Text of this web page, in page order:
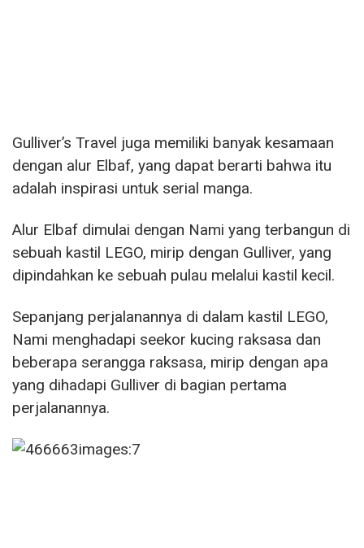
Gulliver’s Travel juga memiliki banyak kesamaan
dengan alur Elbaf, yang dapat berarti bahwa itu
adalah inspirasi untuk serial manga.
Alur Elbaf dimulai dengan Nami yang terbangun di
sebuah kastil LEGO, mirip dengan Gulliver, yang
dipindahkan ke sebuah pulau melalui kastil kecil.
Sepanjang perjalanannya di dalam kastil LEGO,
Nami menghadapi seekor kucing raksasa dan
beberapa serangga raksasa, mirip dengan apa
yang dihadapi Gulliver di bagian pertama
perjalanannya.